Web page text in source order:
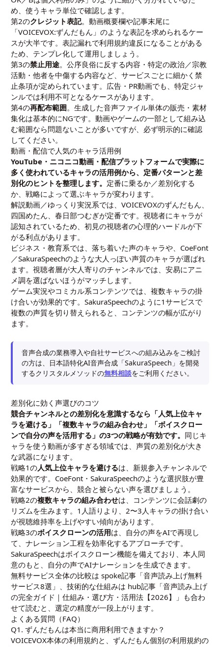
め、使うキャラ単位で確認します。
第2のクレジット表記。動画概要欄や記事末尾に
「VOICEVOX:ずんだもん」のような表記を求められるケー
スが大半です。表記漏れで利用規約違反になることがある
ため、テンプレ化して運用しましょう。
第3の禁止用途。公序良俗に反する内容・特定の政治／宗教
活動・他者を中傷する内容など、サービスごとに細かく禁
止条項が定められています。広告・PR動画でも、特定ジャ
ンルでは利用不可となるケースがあります。
第4の再配布範囲。生成した音声ファイル単体の販売・素材
集化は基本的にNGです。動画やゲームの一部として組み込
む範囲なら問題ないことが多いですが、必ず明示的に確認
してください。
動画・配信で人気のキャラ活用例
YouTube・ニコニコ動画・配信プラットフォームで実際に
多く使われているキャラの活用例から、定番パターンと差
別化のヒントを整理します。 定番に乗るか／差別化する
か、戦略によって選ぶキャラが変わります。
解説動画／ゆっくり実況系では、VOICEVOXのずんだもん、
四国めたん、春日部つむぎが定番です。視聴者にキャラが
認知されているため、初見の視聴者の心理的ハードルが下
がる利点があります。
ビジネス・教育系では、落ち着いた声のキャラや、CoeFont
／SakuraSpeechのような大人っぽい声質のキャラが選ばれ
ます。視聴者層が大人寄りのチャンネルでは、安易にアニ
メ調を選ばないほうがマッチします。
ゲーム実況やコミカル系コンテンツでは、複数キャラの掛
け合いが効果的です。SakuraSpeechのように1サービスで
複数の声質を切り替えられると、コンテンツの幅が広がり
ます。
音声合成の業務導入や自社サービスへの組み込みをご検討
の方は、日本語特化AI音声合成「SakuraSpeech」を開発
するクリスタルメソッドの無料相談をご利用ください。
差別化に効く声選びのコツ
競合チャンネルとの差別化を意識するなら「人気上位キャ
ラを避ける」「複数キャラの組み合わせ」「ボイスクロー
ンで自分の声を活用する」の3つの戦略が有効です。 同じキ
ャラを使う動画が多すぎる領域では、声質の差別化が大き
な武器になります。
戦略1の人気上位キャラを避けるは、新規参入チャンネルで
効果的です。CoeFont・SakuraSpeechのような選択肢が豊
富なサービスから、競合と被らない声を選びましょう。
戦略2の複数キャラの組み合わせは、コンテンツに会話劇の
リズムを生みます。1人語りより、2〜3人キャラの掛け合い
が視聴維持率を上げやすい傾向があります。
戦略3のボイスクローンの活用は、自分の声をAIで再現し
て、ナレーション工程を効率化するアプローチです。
SakuraSpeechはボイスクローン機能を備えており、本人同
意のもと、自分の声でAIナレーションを生成できます。
無料サービス全体の比較は spoke記事「音声読み上げ無料
サービス8選 」、技術的な仕組みは hub記事「音声読み上げ
の完全ガイド｜仕組み・選び方・活用法【2026】
」も合わ
せて読むと、選定の精度が一段上がります。
よくある質問（FAQ）
Q1. ずんだもんは本当に商用利用できますか？
VOICEVOX本体の利用規約と、ずんだもん個別の利用規約の